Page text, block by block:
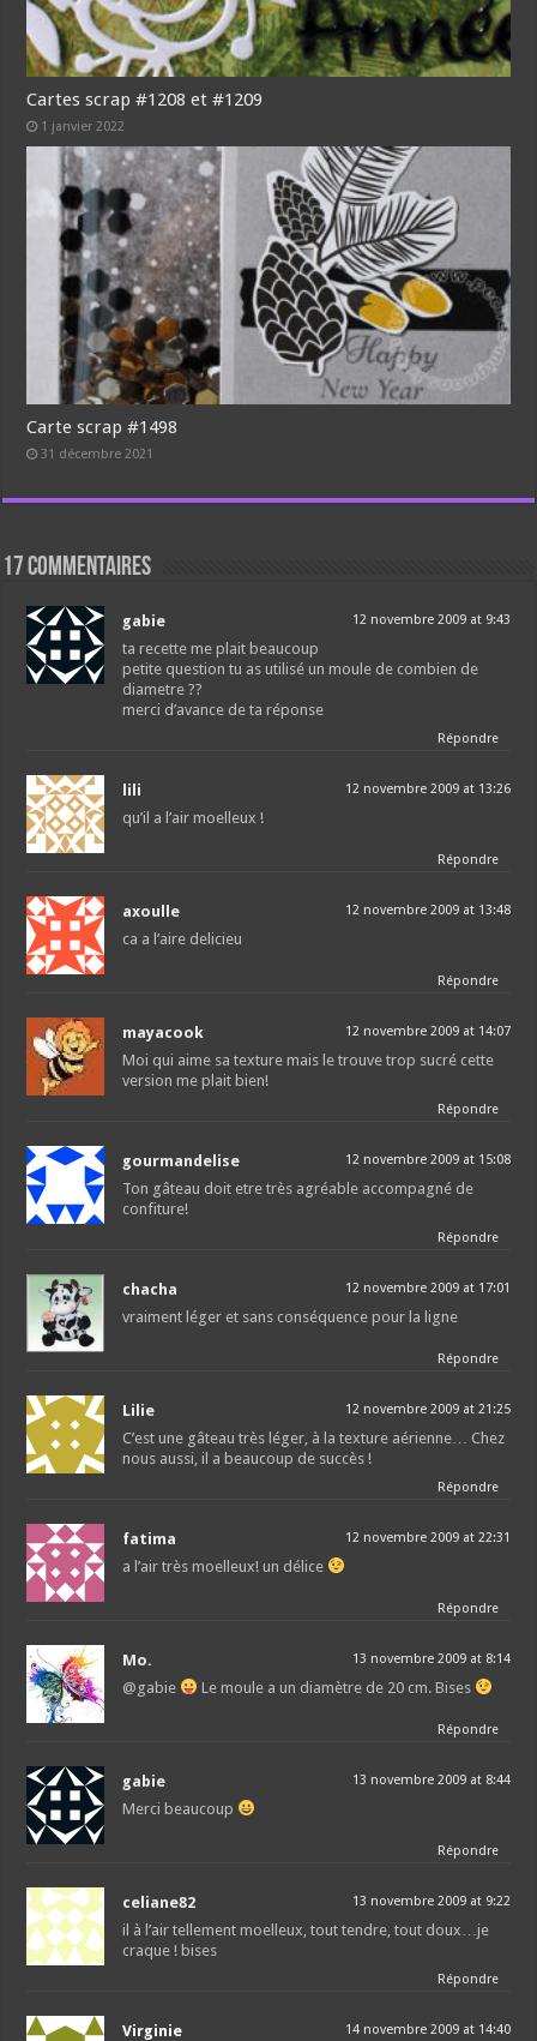
Cartes scrap #1208 et #1209
1 janvier 2022
Carte scrap #1498
31 décembre 2021
17 commentaires
gabie 12 novembre 2009 at 9:43
ta recette me plait beaucoup
petite question tu as utilisé un moule de combien de
diametre ??
merci d’avance de ta réponse
Répondre
lili 12 novembre 2009 at 13:26
qu’il a l’air moelleux !
Répondre
axoulle 12 novembre 2009 at 13:48
ca a l’aire delicieu
Répondre
mayacook 12 novembre 2009 at 14:07
Moi qui aime sa texture mais le trouve trop sucré cette
version me plait bien!
Répondre
gourmandelise 12 novembre 2009 at 15:08
Ton gâteau doit etre très agréable accompagné de
confiture!
Répondre
chacha 12 novembre 2009 at 17:01
vraiment léger et sans conséquence pour la ligne
Répondre
Lilie 12 novembre 2009 at 21:25
C’est une gâteau très léger, à la texture aérienne… Chez
nous aussi, il a beaucoup de succès !
Répondre
fatima 12 novembre 2009 at 22:31
a l’air très moelleux! un délice
Répondre
Mo. 13 novembre 2009 at 8:14
@gabie Le moule a un diamètre de 20 cm. Bises
Répondre
gabie 13 novembre 2009 at 8:44
Merci beaucoup
Répondre
celiane82 13 novembre 2009 at 9:22
il à l’air tellement moelleux, tout tendre, tout doux…je
craque ! bises
Répondre
Virginie 14 novembre 2009 at 14:40